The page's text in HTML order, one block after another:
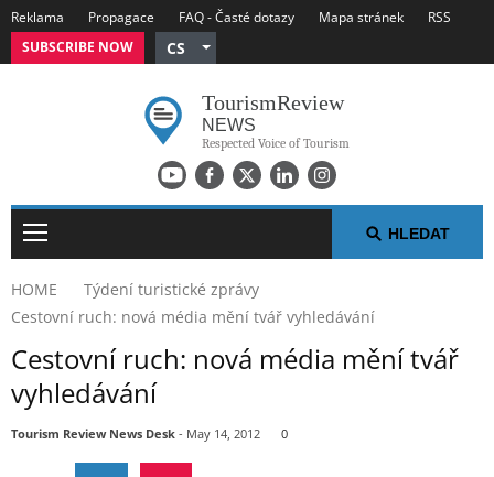
Reklama Propagace FAQ - Časté dotazy Mapa stránek RSS
CS
German
Russian
Polish
Arabic
French
Italian
SUBSCRIBE NOW
TourismReview
NEWS
Respected Voice of Tourism
NEJ V TURISMU
HLEDAT
HOME
Týdení turistické zprávy
Cestovní ruch: nová média mění tvář vyhledávání
Cestovní ruch: nová média mění tvář
vyhledávání
Tourism Review News Desk - May 14, 2012 0